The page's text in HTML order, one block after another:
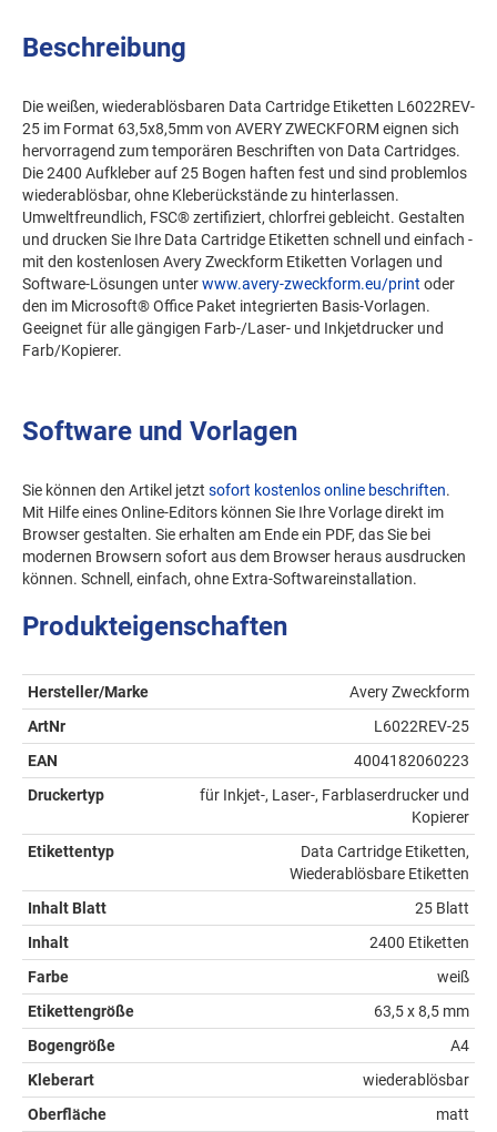
Beschreibung
Die weißen, wiederablösbaren Data Cartridge Etiketten L6022REV-
25 im Format 63,5x8,5mm von AVERY ZWECKFORM eignen sich
hervorragend zum temporären Beschriften von Data Cartridges.
Die 2400 Aufkleber auf 25 Bogen haften fest und sind problemlos
wiederablösbar, ohne Kleberückstände zu hinterlassen.
Umweltfreundlich, FSC® zertifiziert, chlorfrei gebleicht. Gestalten
und drucken Sie Ihre Data Cartridge Etiketten schnell und einfach -
mit den kostenlosen Avery Zweckform Etiketten Vorlagen und
Software-Lösungen unterwww.avery-zweckform.eu/print oder
den im Microsoft® Office Paket integrierten Basis-Vorlagen.
Geeignet für alle gängigen Farb-/Laser- und Inkjetdrucker und
Farb/Kopierer.
Software und Vorlagen
Sie können den Artikel jetzt sofort kostenlos online beschriften.
Mit Hilfe eines Online-Editors können Sie Ihre Vorlage direkt im
Browser gestalten. Sie erhalten am Ende ein PDF, das Sie bei
modernen Browsern sofort aus dem Browser heraus ausdrucken
können. Schnell, einfach, ohne Extra-Softwareinstallation.
Produkteigenschaften
Hersteller/Marke
Avery Zweckform
ArtNr
L6022REV-25
EAN
4004182060223
Druckertyp
für Inkjet-, Laser-, Farblaserdrucker und
Kopierer
Etikettentyp
Data Cartridge Etiketten,
Wiederablösbare Etiketten
Inhalt Blatt
25 Blatt
Inhalt
2400 Etiketten
Farbe
weiß
Etikettengröße
63,5 x 8,5 mm
Bogengröße
A4
Kleberart
wiederablösbar
Oberfläche
matt